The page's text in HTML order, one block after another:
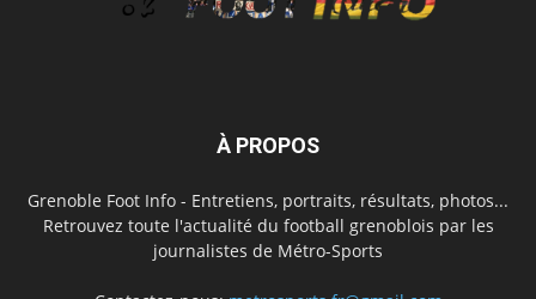
À PROPOS
Grenoble Foot Info - Entretiens, portraits, résultats, photos...
Retrouvez toute l'actualité du football grenoblois par les
journalistes de Métro-Sports